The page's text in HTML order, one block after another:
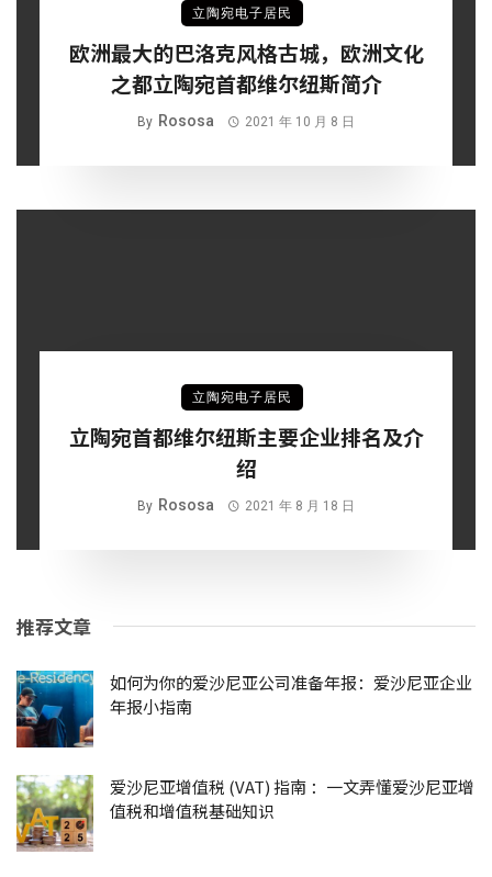
立陶宛电子居民
欧洲最大的巴洛克风格古城，欧洲文化
之都立陶宛首都维尔纽斯简介
By Rososa 2021 年 10 月 8 日
立陶宛电子居民
立陶宛首都维尔纽斯主要企业排名及介
绍
By Rososa 2021 年 8 月 18 日
推荐文章
如何为你的爱沙尼亚公司准备年报：爱沙尼亚企业
年报小指南
爱沙尼亚增值税 (VAT) 指南 ：一文弄懂爱沙尼亚增
值税和增值税基础知识